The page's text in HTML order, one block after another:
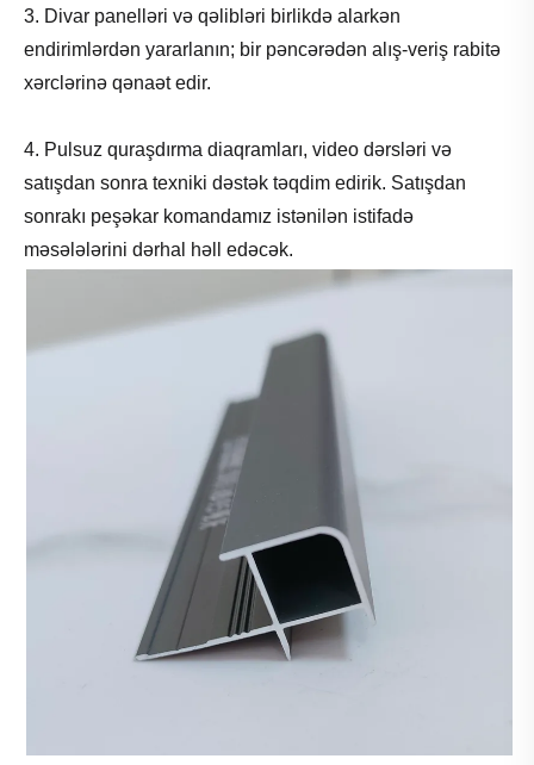
3. Divar panelləri və qəlibləri birlikdə alarkən
endirimlərdən yararlanın; bir pəncərədən alış-veriş rabitə
xərclərinə qənaət edir.
4. Pulsuz quraşdırma diaqramları, video dərsləri və
satışdan sonra texniki dəstək təqdim edirik. Satışdan
sonrakı peşəkar komandamız istənilən istifadə
məsələlərini dərhal həll edəcək.